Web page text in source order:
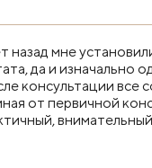
мне
да и изначально
консультации все
от первичной